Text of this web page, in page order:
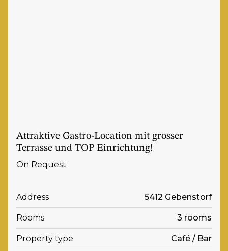
Attraktive Gastro-Location mit grosser
Terrasse und TOP Einrichtung!
On Request
Address 5412 Gebenstorf
Rooms 3 rooms
Property type Café / Bar